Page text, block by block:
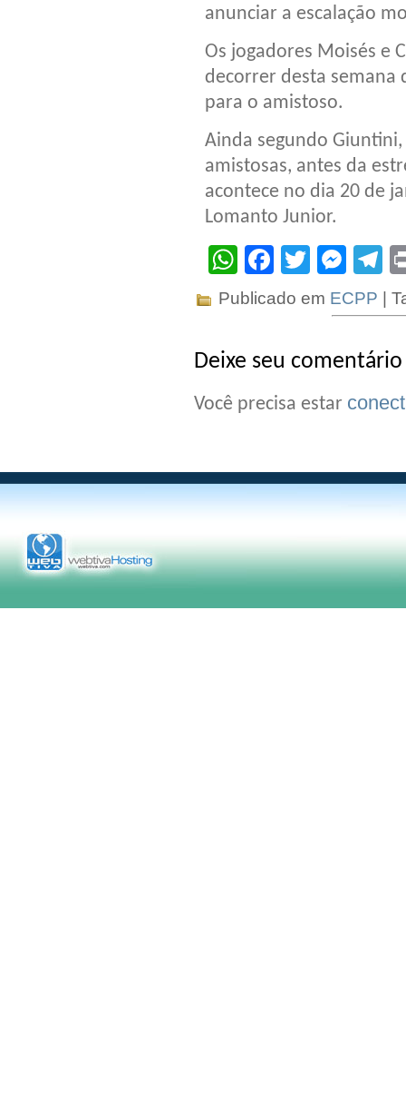
anunciar a escalação
Os jogadores Moisés e
decorrer desta semana
para o amistoso.
Ainda segundo
amistosas, antes da
acontece no dia 20 de
Lomanto Junior.
WhatsApp
Facebook
Twitter
Publicado em ECPP |
Deixe seu comentário
Você precisa estar